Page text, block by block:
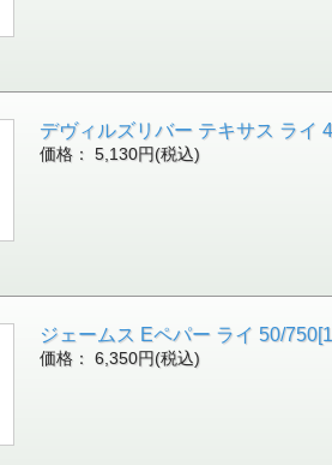
デヴィルズリバー テキサス ライ
価格： 5,130円(税込)
ジェームス Eペパー ライ 50/
価格： 6,350円(税込)